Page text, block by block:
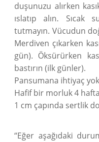
duşunuzu alırken
ıslatıp alın. Sıcak
tutmayın. Vücudun
Merdiven çıkarken
gün). Öksürürken
bastırın (ilk günler).
Pansumana ihtiyaç
Hafif bir morluk 4
1 cm çapında sertlik
“Eğer aşağıdaki